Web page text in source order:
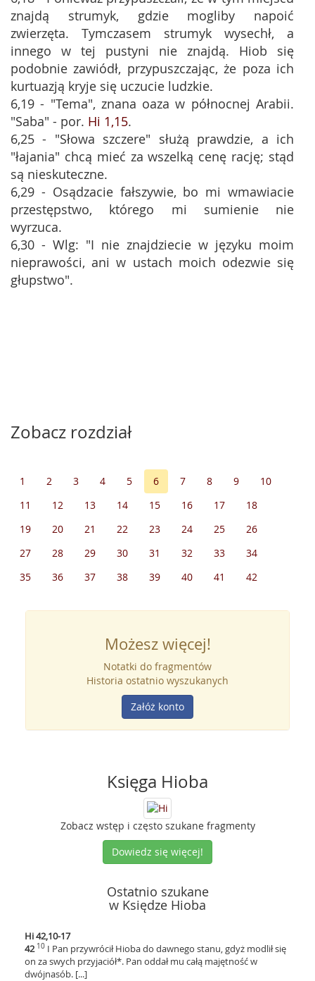
znajdą strumyk, gdzie mogliby napoić
zwierzęta. Tymczasem strumyk wysechł, a
innego w tej pustyni nie znajdą. Hiob się
podobnie zawiódł, przypuszczając, że poza ich
kurtuazją kryje się uczucie ludzkie.
6,19 - "Tema", znana oaza w północnej Arabii.
"Saba" - por. Hi 1,15.
6,25 - "Słowa szczere" służą prawdzie, a ich
"łajania" chcą mieć za wszelką cenę rację; stąd
są nieskuteczne.
6,29 - Osądzacie fałszywie, bo mi wmawiacie
przestępstwo, którego mi sumienie nie
wyrzuca.
6,30 - Wlg: "I nie znajdziecie w języku moim
nieprawości, ani w ustach moich odezwie się
głupstwo".
Zobacz rozdział
1 2 3 4 5 6 7 8 9
10
11
12 13 14 15 16 17
18
19
20 21 22 23 24 25
26
27
28 29 30 31 32 33
34
35
36 37 38 39 40 41 42
Możesz więcej!
Notatki do fragmentów
Historia ostatnio wyszukanych
Załóż konto
Księga Hioba
Zobacz wstęp i często szukane fragmenty
Dowiedz się więcej!
Ostatnio szukane
w Księdze Hioba
Hi 42,10-17
42 10 I Pan przywrócił Hioba do dawnego stanu, gdyż modlił się
on za swych przyjaciół*. Pan oddał mu całą majętność w
dwójnasób. [...]